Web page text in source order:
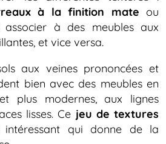
à la finition mate ou
associer à des meubles aux
et vice versa.
aux veines prononcées et
bien avec des meubles en
plus modernes, aux lignes
lisses. Ce jeu de textures
qui donne de la